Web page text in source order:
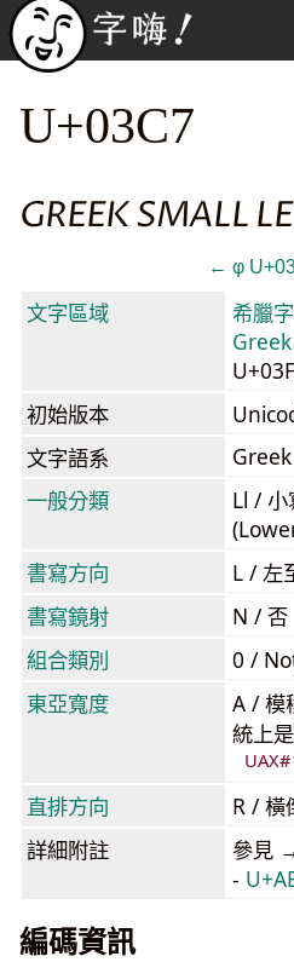
U+03C7
GREEK SMALL
← φ
文字區域
希臘
初始版本
文字語系
Greek
一般分類
Ll / 小
書寫方向
L / 左
書寫鏡射
N / 否
組合類別
0 /
東亞寬度
A / 模
統上
直排方向 R / 橫
詳細附註
參見
-
編碼資訊